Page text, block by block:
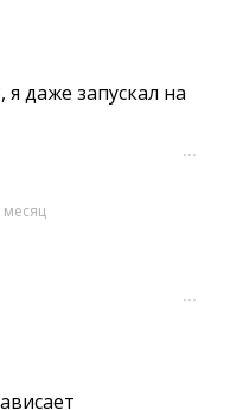
даже запускал на
···
месяц
···